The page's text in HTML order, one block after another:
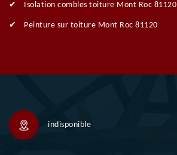
Isolation combles toiture Mont Roc 81120
Peinture sur toiture Mont Roc 81120
indisponible